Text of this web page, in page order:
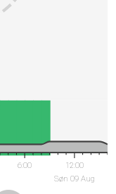
6:00
12:00
Søn 09 Aug